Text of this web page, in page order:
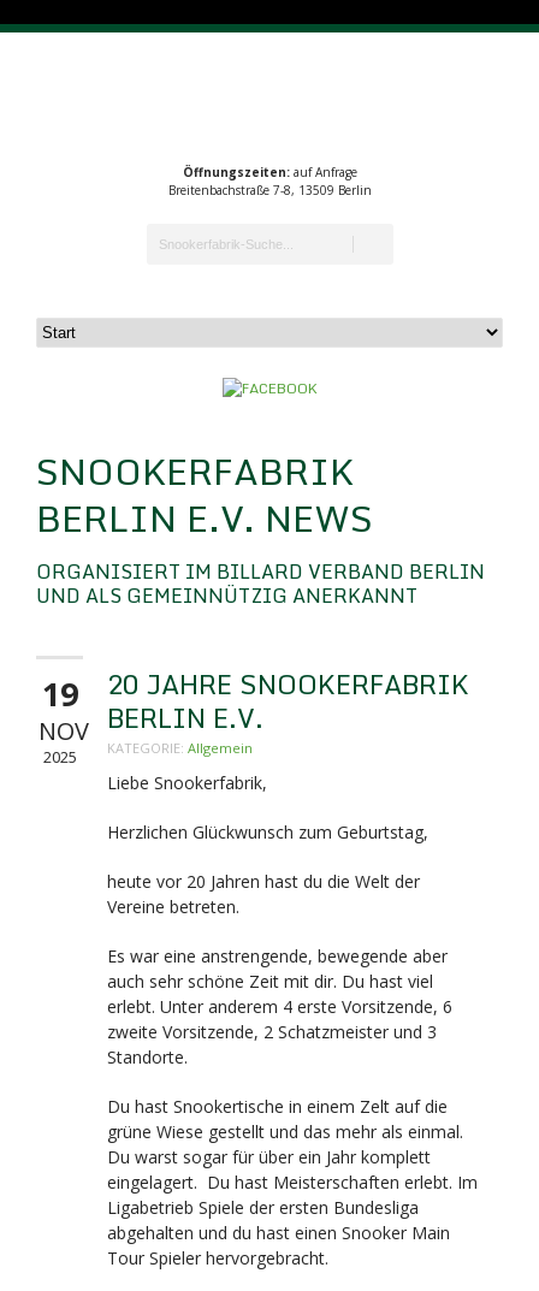
Öffnungszeiten:auf Anfrage
Breitenbachstraße 7-8, 13509 Berlin
SNOOKERFABRIK
BERLIN E.V. NEWS
ORGANISIERT IM BILLARD VERBAND BERLIN
UND ALS GEMEINNÜTZIG ANERKANNT
19
NOV
2025
20 JAHRE SNOOKERFABRIK
BERLIN E.V.
KATEGORIE: Allgemein
Liebe Snookerfabrik,
Herzlichen Glückwunsch zum Geburtstag,
heute vor 20 Jahren hast du die Welt der
Vereine betreten.
Es war eine anstrengende, bewegende aber
auch sehr schöne Zeit mit dir. Du hast viel
erlebt. Unter anderem 4 erste Vorsitzende, 6
zweite Vorsitzende, 2 Schatzmeister und 3
Standorte.
Du hast Snookertische in einem Zelt auf die
grüne Wiese gestellt und das mehr als einmal.
Du warst sogar für über ein Jahr komplett
eingelagert. Du hast Meisterschaften erlebt. Im
Ligabetrieb Spiele der ersten Bundesliga
abgehalten und du hast einen Snooker Main
Tour Spieler hervorgebracht.